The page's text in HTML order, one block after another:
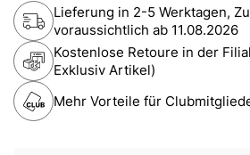
Lieferung in 2-5 Werktagen,
voraussichtlich ab 11.08.2026
Kostenlose Retoure in der
Exklusiv Artikel)
Mehr Vorteile für